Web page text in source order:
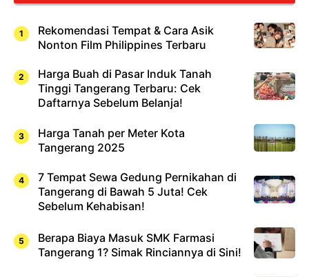
Rekomendasi Tempat & Cara Asik
Nonton Film Philippines Terbaru
Harga Buah di Pasar Induk Tanah
Tinggi Tangerang Terbaru: Cek
Daftarnya Sebelum Belanja!
Harga Tanah per Meter Kota
Tangerang 2025
7 Tempat Sewa Gedung Pernikahan di
Tangerang di Bawah 5 Juta! Cek
Sebelum Kehabisan!
Berapa Biaya Masuk SMK Farmasi
Tangerang 1? Simak Rinciannya di Sini!